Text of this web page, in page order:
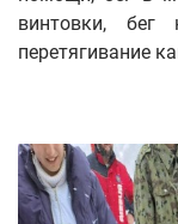
винтовки, бег
перетягивание